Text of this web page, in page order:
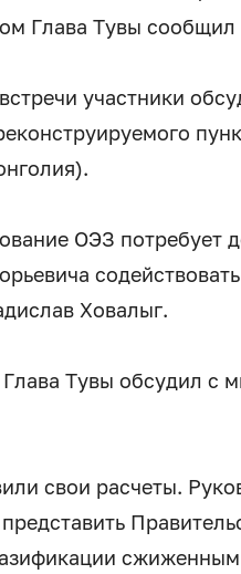
Глава Тувы сообщил
участники
ОЭЗ потребует
Ховалыг.
Тувы обсудил с
свои расчеты.